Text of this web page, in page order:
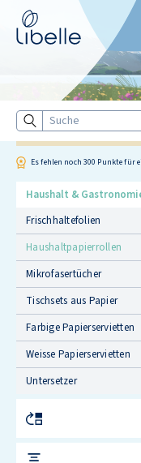
Suche
Es fehlen noch 300 Punkte für
Haushalt &
Frischhaltefolien
Haushaltpapierrollen
Mikrofasertücher
Tischsets aus Papier
Farbige Papierservietten
Weisse Papierservietten
Untersetzer